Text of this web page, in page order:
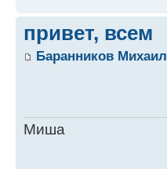
привет, всем
Баранников Михаил
Миша